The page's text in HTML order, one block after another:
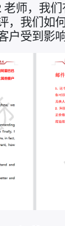
老师，我
，我们如
户受到影响